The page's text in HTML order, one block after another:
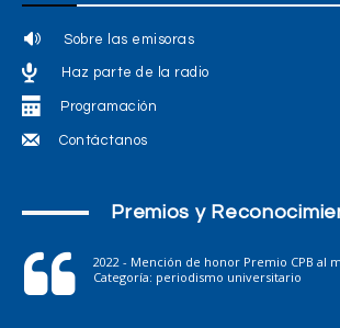
Sobre las emisoras
Haz parte de la radio
Programación
Contáctanos
Premios y
2022 - Mención de honor Premio CPB al
Categoría: periodismo universitario